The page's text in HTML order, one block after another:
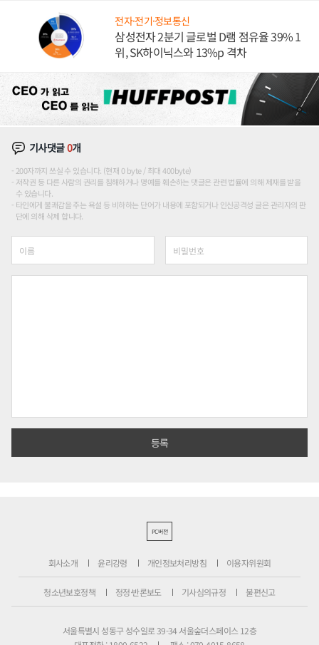
전자·전기·정보통신
삼성전자 2분기 글로벌 D램 점유율 39% 1
위, SK하이닉스와 13%p 격차
기사댓글0개
200자까지 쓰실 수 있습니다. (현재 0 byte / 최대 400byte)
저작권 등 다른 사람의 권리를 침해하거나 명예를 훼손하는 댓글은 관련 법률에 의해 제재를 받을
수 있습니다.
타인에게 불쾌감을 주는 욕설 등 비하하는 단어가 내용에 포함되거나 인신공격성 글은 관리자의 판
단에 의해 삭제 합니다.
PC버전
회사소개 윤리강령 개인정보처리방침 이용자위원회
청소년보호정책 정정·반론보도 기사심의규정 불편신고
서울특별시 성동구 성수일로 39-34 서울숲더스페이스 12층